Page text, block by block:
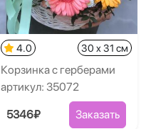
4.0 30 x 31 см
Корзинка с герберами
артикул: 35072
5346₽ Заказать